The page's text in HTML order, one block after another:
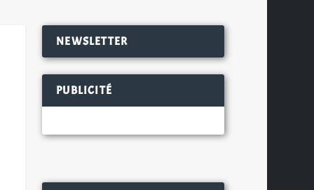
NEWSLETTER
PUBLICITÉ